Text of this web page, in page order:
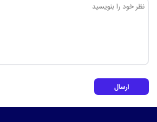
ارسال